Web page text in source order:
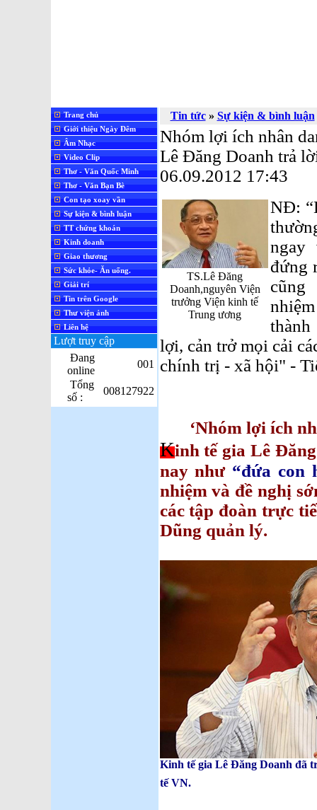
Trang chủ
Giới thiệu Ngày Đêm
Âm Nhạc
Video Clip
Thơ - Văn Quốc Minh
Thơ - Văn Bạn Bè
Con tạo xoay vần
Sự kiện & bình luận
TT chứng khoán
Kinh doanh
Giao thương
Sức khỏe- Ăn uống.
Giải trí
Tin trên Google
Thư viện ảnh
Liên hệ
Lượt truy cập
Đang
online
001
Tổng
số :
008127922
Tin tức» Sự kiện & bình luận
Nhóm lợi ích nhân
Lê Đăng Doanh trả
06.09.2012 17:43
TS.Lê Đăng
Doanh,nguyên Viện
trưởng Viện kinh tế
Trung ương
NĐ:
ngay
đứng
lợi, cản trở mọi cải
chính trị - xã hội" -
‘Nhóm lợi ích
Kinh tế gia Lê
nay như “đứa con
nhiệm và đề nghị
các tập đoàn trực
Dũng quản lý.
Kinh tế gia Lê Đăng Doanh đã
tế VN.